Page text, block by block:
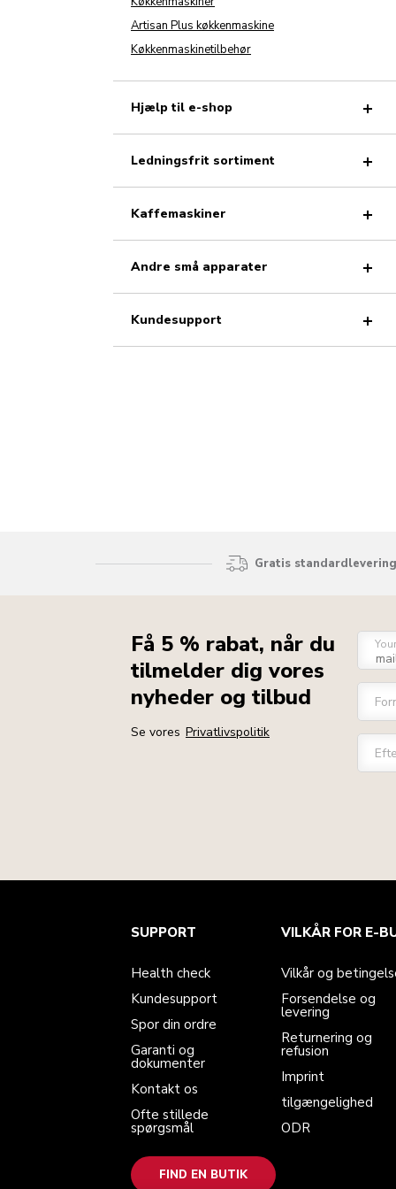
Artisan Plus køkkenmaskine
Køkkenmaskinetilbehør
Hjælp til e-shop
Ledningsfrit sortiment
Kaffemaskiner
Andre små apparater
Kundesupport
Gratis
Få 5 % rabat, når du
tilmelder dig vores
nyheder og tilbud
Se vores Privatlivspolitik
Health check
Kundesupport
Kontakt os
Vilkår og betingelser
Forsendelse og levering
tilgængelighed
Mærket
Vores historie
Find en butik
SUPPORT
Health check
Kundesupport
Spor din ordre
Garanti og
dokumenter
Kontakt os
Ofte stillede
spørgsmål
VILKÅR FOR E-
Vilkår og
Forsendelse og
levering
Returnering og
refusion
Imprint
tilgængelighed
ODR
FIND EN BUTIK